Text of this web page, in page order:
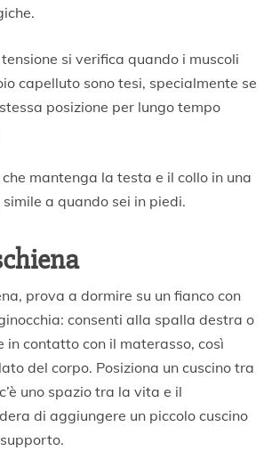
si verifica quando i muscoli
capelluto sono tesi, specialmente se
posizione per lungo tempo
che mantenga la testa e il collo in una
a quando sei in piedi.
prova a dormire su un fianco con
consenti alla spalla destra o
in contatto con il materasso, così
del corpo. Posiziona un cuscino tra
uno spazio tra la vita e il
di aggiungere un piccolo cuscino